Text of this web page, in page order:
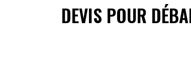
DEVIS POUR